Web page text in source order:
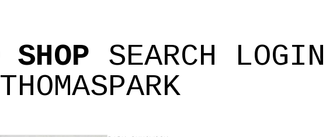
SHOP SEARCH LOGIN
THOMASPARK